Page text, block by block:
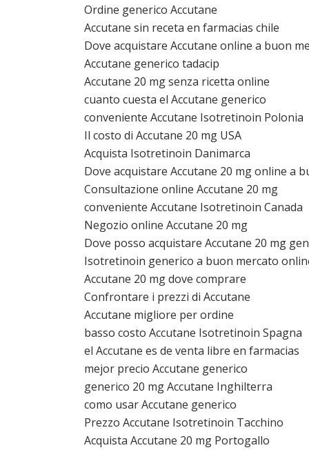
Ordine generico Accutane
Accutane sin receta en farmacias chile
Dove acquistare Accutane online a buon
Accutane generico tadacip
Accutane 20 mg senza ricetta online
cuanto cuesta el Accutane generico
conveniente Accutane Isotretinoin Polonia
Il costo di Accutane 20 mg USA
Acquista Isotretinoin Danimarca
Dove acquistare Accutane 20 mg online a
Consultazione online Accutane 20 mg
conveniente Accutane Isotretinoin Canada
Negozio online Accutane 20 mg
Dove posso acquistare Accutane 20 mg
Isotretinoin generico a buon mercato
Accutane 20 mg dove comprare
Confrontare i prezzi di Accutane
Accutane migliore per ordine
basso costo Accutane Isotretinoin Spagna
el Accutane es de venta libre en farmacias
mejor precio Accutane generico
generico 20 mg Accutane Inghilterra
como usar Accutane generico
Prezzo Accutane Isotretinoin Tacchino
Acquista Accutane 20 mg Portogallo